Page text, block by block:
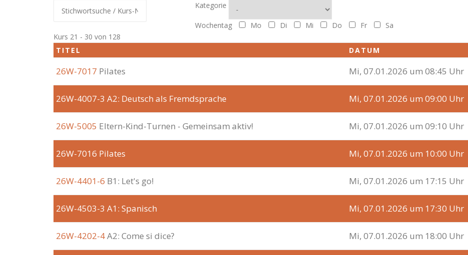
Kategorie
Wochentag Mo Di Mi Do Fr Sa
Kurs 21 - 30 von 128
TITEL
DATUM
26W-7017 Pilates Mi, 07.01.2026 um 08:45 Uhr
26W-4007-3 A2: Deutsch als Fremdsprache Mi, 07.01.2026 um 09:00 Uhr
26W-5005 Eltern-Kind-Turnen - Gemeinsam aktiv! Mi, 07.01.2026 um 09:10 Uhr
26W-7016 Pilates Mi, 07.01.2026 um 10:00 Uhr
26W-4401-6 B1: Let's go! Mi, 07.01.2026 um 17:15 Uhr
26W-4503-3 A1: Spanisch Mi, 07.01.2026 um 17:30 Uhr
26W-4202-4A2: Come si dice? Mi, 07.01.2026 um 18:00 Uhr